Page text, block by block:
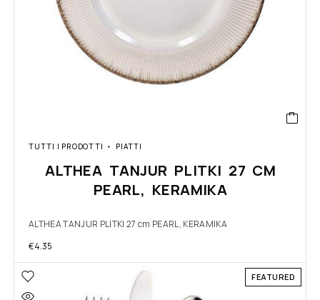
TUTTI I PRODOTTI PIATTI
ALTHEA TANJUR PLITKI 27 CM
PEARL, KERAMIKA
ALTHEA TANJUR PLITKI 27 cm PEARL, KERAMIKA
€4.35
FEATURED